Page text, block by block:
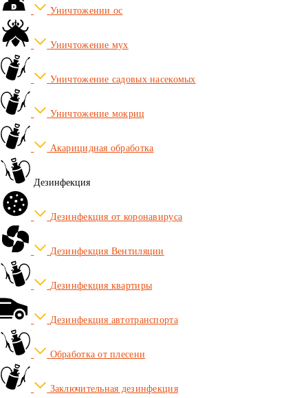
Уничтожении ос
Уничтожение мух
Уничтожение садовых насекомых
Уничтожение мокриц
Акарицидная обработка
Дезинфекция
Дезинфекция от коронавируса
Дезинфекция Вентиляции
Дезинфекция квартиры
Дезинфекция автотранспорта
Обработка от плесени
Заключительная дезинфекция